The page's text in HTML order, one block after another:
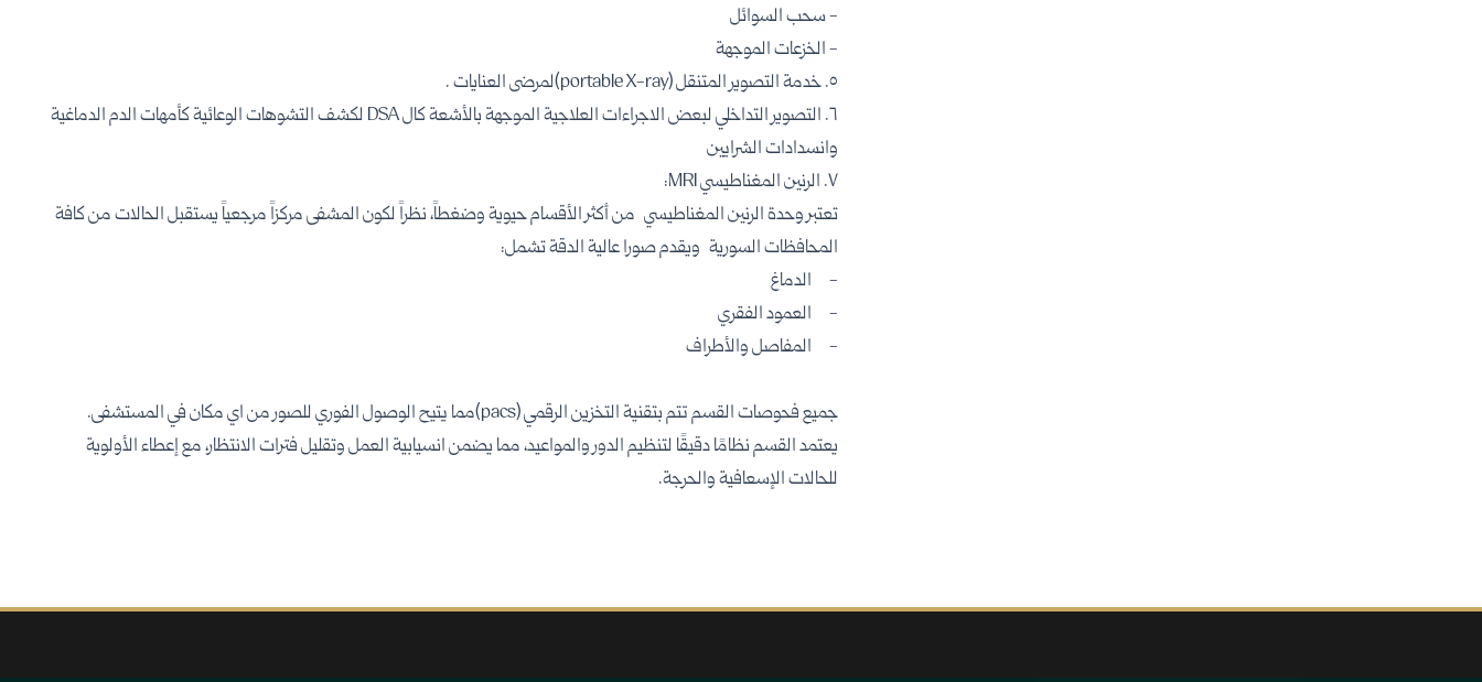
- سحب السوائل
- الخزعات الموجهة
٥. خدمة التصوير المتنقل (portable X-ray)لمرضى العنايات .
٦. التصوير التداخلي لبعض الاجراءات العلاجية الموجهة بالأشعة كال DSA لكشف التشوهات الوعائية كأمهات الدم الدماغية
وانسدادات الشرايين
٧. الرنين المغناطيسي MRI:
تعتبر وحدة الرنين المغناطيسي من أكثر الأقسام حيوية وضغطاً، نظراً لكون المشفى مركزاً مرجعياً يستقبل الحالات من كافة
المحافظات السورية ويقدم صورا عالية الدقة تشمل:
- الدماغ
- العمود الفقري
- المفاصل والأطراف
جميع فحوصات القسم تتم بتقنية التخزين الرقمي (pacs)مما يتيح الوصول الفوري للصور من اي مكان في المستشفى.
يعتمد القسم نظامًا دقيقًا لتنظيم الدور والمواعيد، مما يضمن انسيابية العمل وتقليل فترات الانتظار، مع إعطاء الأولوية
للحالات الإسعافية والحرجة.